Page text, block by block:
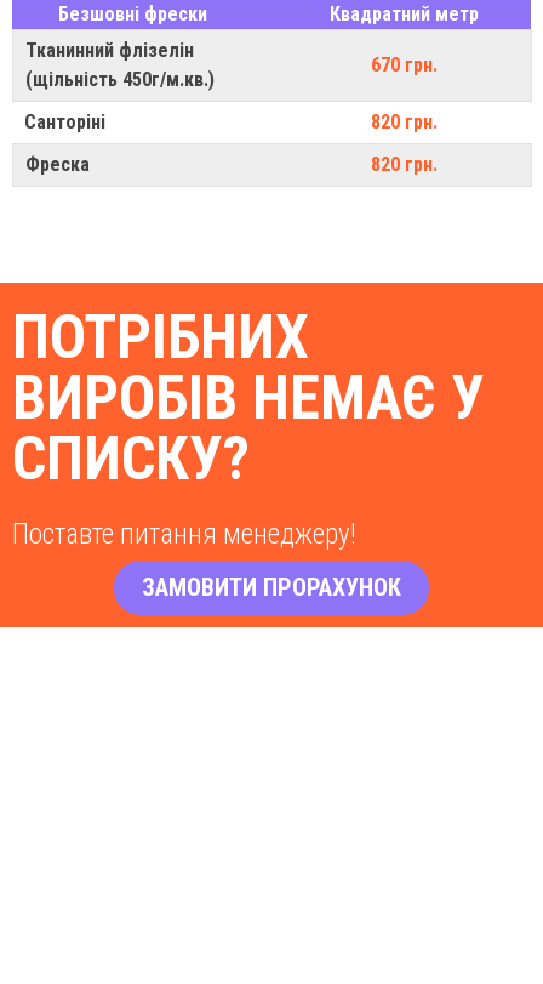
Безшовні фрески
Квадратний метр
Тканинний флізелін
(щільність 450г/м.кв.)
670 грн.
Санторіні
820 грн.
Фреска
820 грн.
ПОТРІБНИХ
ВИРОБІВ НЕМАЄ У
СПИСКУ?
Поставте питання менеджеру!
ЗАМОВИТИ ПРОРАХУНОК